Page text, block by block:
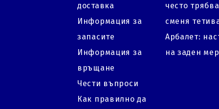
доставка
Информация за
запасите
Информация за
връщане
Чести въпроси
Как правилно да
често
сменя
Арбалет:
на заден